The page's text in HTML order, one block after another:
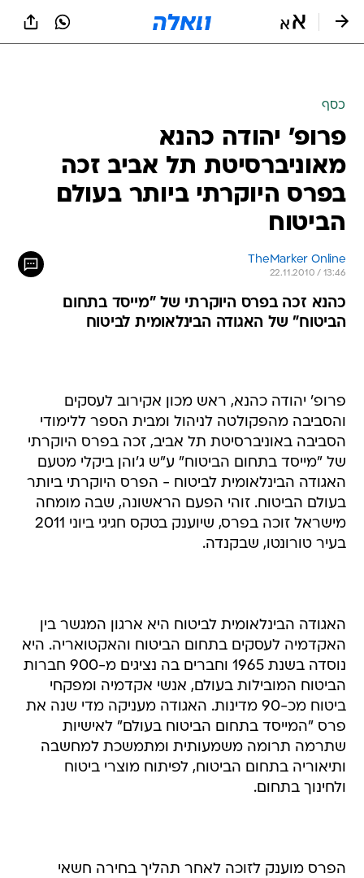
כסף
פרופ' יהודה כהנא
מאוניברסיטת תל אביב זכה
בפרס היוקרתי ביותר בעולם
הביטוח
TheMarker Online
22.11.2010 / 13:46
כהנא זכה בפרס היוקרתי של "מייסד בתחום
הביטוח" של האגודה הבינלאומית לביטוח
פרופ' יהודה כהנא, ראש מכון אקירוב לעסקים
והסביבה מהפקולטה לניהול ומבית הספר ללימודי
הסביבה באוניברסיטת תל אביב, זכה בפרס היוקרתי
של "מייסד בתחום הביטוח" ע"ש ג'והן ביקלי מטעם
האגודה הבינלאומית לביטוח - הפרס היוקרתי ביותר
בעולם הביטוח. זוהי הפעם הראשונה, שבה מומחה
מישראל זוכה בפרס, שיוענק בטקס חגיגי ביוני 2011
בעיר טורונטו, שבקנדה.
האגודה הבינלאומית לביטוח היא ארגון המגשר בין
האקדמיה לעסקים בתחום הביטוח והאקטואריה. היא
נוסדה בשנת 1965 וחברים בה נציגים מ-900 חברות
הביטוח המובילות בעולם, אנשי אקדמיה ומפקחי
ביטוח מכ-90 מדינות. האגודה מעניקה מדי שנה את
פרס "המייסד בתחום הביטוח בעולם" לאישיות
שתרמה תרומה משמעותית ומתמשכת למחשבה
ותיאוריה בתחום הביטוח, לפיתוח מוצרי ביטוח
ולחינוך בתחום.
הפרס מוענק לזוכה לאחר תהליך בחירה חשאי